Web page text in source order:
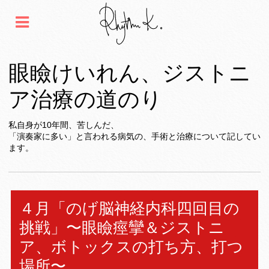
眼瞼けいれん、ジストニ
ア治療の道のり
私自身が10年間、苦しんだ、
「演奏家に多い」と言われる病気の、手術と治療について記してい
ます。
４月「のげ脳神経内科四回目の
挑戦」〜眼瞼痙攣＆ジストニ
ア、ボトックスの打ち方、打つ